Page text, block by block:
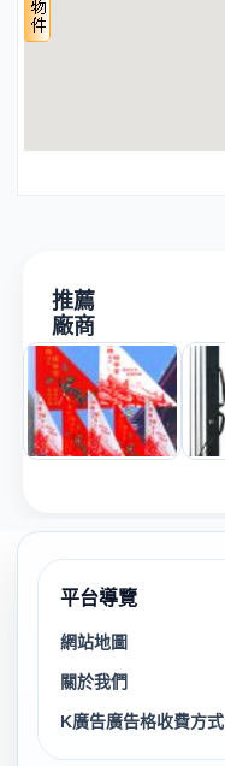
推薦
廠商
平台導覽
網站地圖
關於我們
K廣告廣告格收費方式